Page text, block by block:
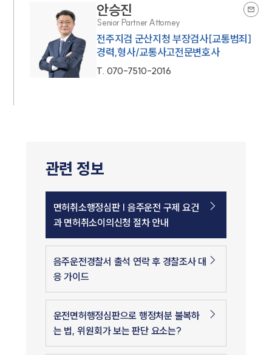
안승진
Senior Partner Attorney
전주지검 군산지청 부장검사[교통범죄]
경력,형사/교통사고전문변호사
T. 070-7510-2016
관련 정보
면허취소행정심판 | 음주운전 구제 요건
과 면허취소이의신청 절차 안내
음주운전경찰서 출석 연락 후 경찰조사 대
응 가이드
운전면허행정심판으로 행정처분 불복하
는 법, 위원회가 보는 판단 요소는?